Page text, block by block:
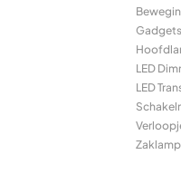
Gadgets
LED
LED